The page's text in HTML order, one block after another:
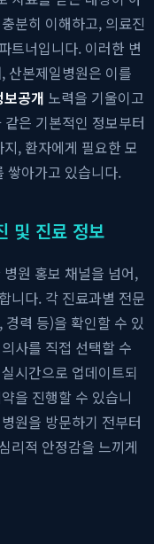
분히 이해하고, 의료진
트너입니다. 이러한 변
산본제일병원은 이를
공개 노력을 기울이고
은 기본적인 정보부터
, 환자에게 필요한 모
쌓아가고 있습니다.
및 진료 정보
원 홍보 채널을 넘어,
니다. 각 진료과별 전문
력 등)을 확인할 수 있
사를 직접 선택할 수
시간으로 업데이트되
을 진행할 수 있습니
원을 방문하기 전부터
리적 안정감을 느끼게